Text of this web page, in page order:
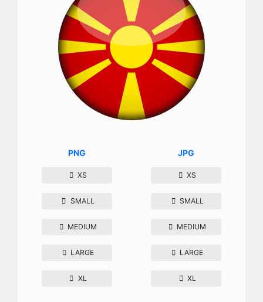
PNG
XS
SMALL
MEDIUM
LARGE
XL
JPG
XS
SMALL
MEDIUM
LARGE
XL